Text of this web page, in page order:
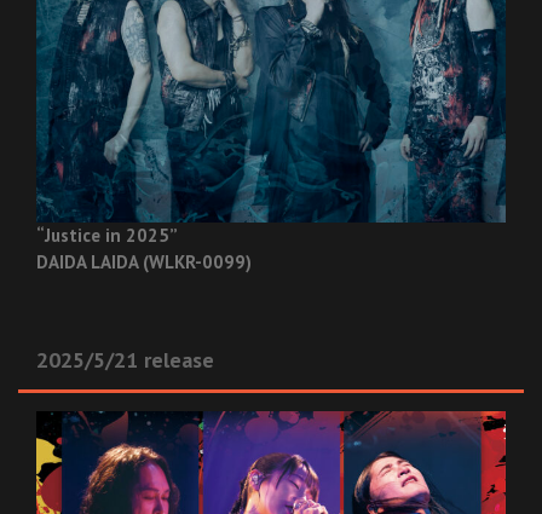
“Justice in 2025”
DAIDA LAIDA (WLKR-0099)
2025/5/21 release